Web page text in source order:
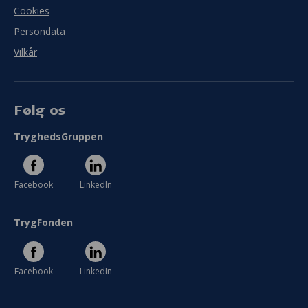
Cookies
Persondata
Vilkår
Følg os
TryghedsGruppen
Facebook LinkedIn
TrygFonden
Facebook LinkedIn